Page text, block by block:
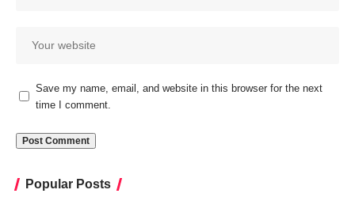
Save my name, email, and website in this browser for the next
time I comment.
Popular Posts